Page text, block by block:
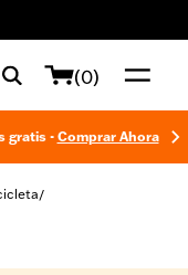
(0)
gratis - Comprar Ahora
/